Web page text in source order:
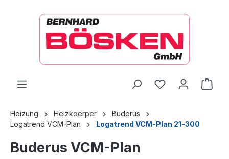
Heizung Heizkoerper
Buderus
Logatrend VCM-Plan
Logatrend VCM-Plan 21-300
Buderus VCM-Plan